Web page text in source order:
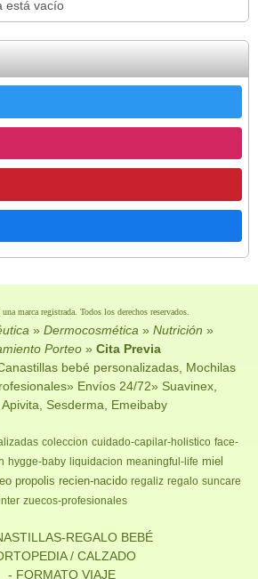
está vacío
marca registrada. Todos los derechos reservados.
» Dermocosmética » Nutrición »
Porteo » Cita Previa
bebé personalizadas, Mochilas
Envíos 24/72» Suavinex,
Sesderma, Emeibaby
coleccion cuidado-capilar-holistico face-
hygge-baby liquidacion meaningful-life miel
propolis recien-nacido regaliz regalo suncare
zuecos-profesionales
REGALO BEBÉ
/ CALZADO
- FORMATO VIAJE